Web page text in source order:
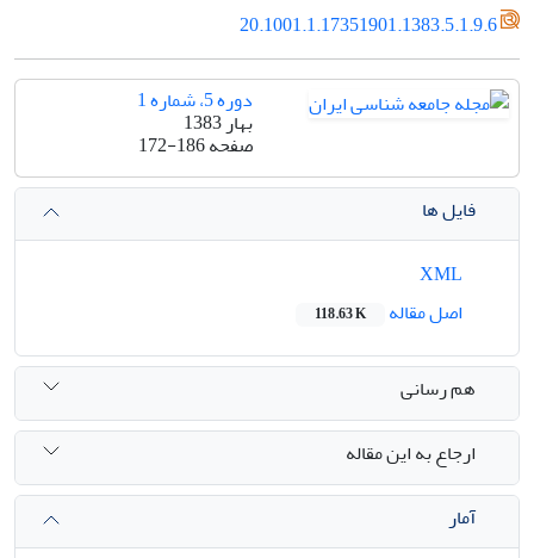
20.1001.1.17351901.1383.5.1.9.6
دوره 5، شماره 1
بهار 1383
صفحه172-186
فایل ها
اصل مقاله
118.63 K
هم رسانی
ارجاع به این مقاله
آمار